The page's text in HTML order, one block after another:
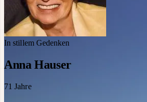
In stillem Gedenken
Anna Hauser
71 Jahre